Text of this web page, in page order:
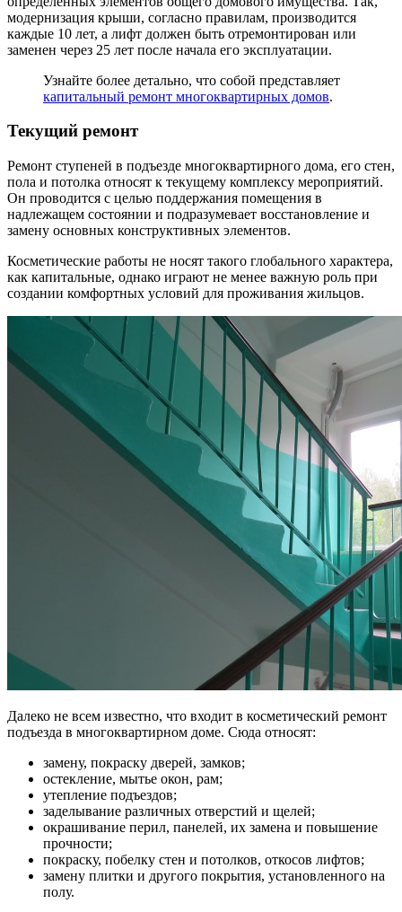
модернизация крыши, согласно правилам, производится
каждые 10 лет, а лифт должен быть отремонтирован или
заменен через 25 лет после начала его эксплуатации.
Узнайте более детально, что собой представляет
капитальный ремонт многоквартирных домов.
Текущий ремонт
Ремонт ступеней в подъезде многоквартирного дома, его стен,
пола и потолка относят к текущему комплексу мероприятий.
Он проводится с целью поддержания помещения в
надлежащем состоянии и подразумевает восстановление и
замену основных конструктивных элементов.
Косметические работы не носят такого глобального характера,
как капитальные, однако играют не менее важную роль при
создании комфортных условий для проживания жильцов.
Далеко не всем известно, что входит в косметический ремонт
подъезда в многоквартирном доме. Сюда относят:
замену, покраску дверей, замков;
остекление, мытье окон, рам;
утепление подъездов;
заделывание различных отверстий и щелей;
окрашивание перил, панелей, их замена и повышение
прочности;
покраску, побелку стен и потолков, откосов лифтов;
замену плитки и другого покрытия, установленного на
полу.